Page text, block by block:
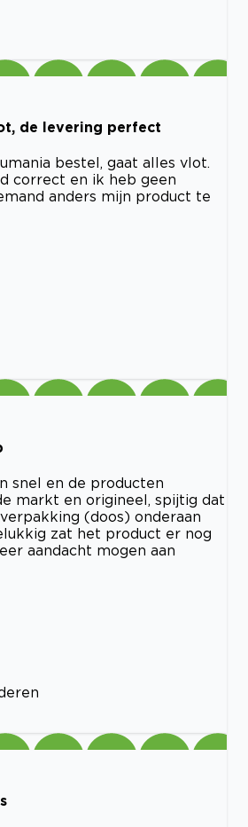
de levering perfect
bestel, gaat alles vlot.
correct en ik heb geen
anders mijn product te
snel en de producten
markt en origineel, spijtig dat
(doos) onderaan
zat het product er nog
aandacht mogen aan